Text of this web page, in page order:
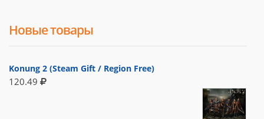
Новые товары
Konung 2 (Steam Gift / Region Free)
120.49